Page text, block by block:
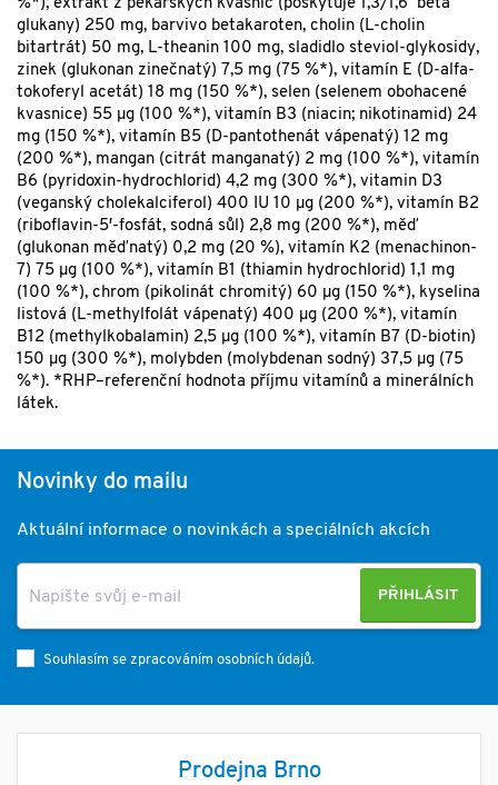
%*), extrakt z pekařských kvasnic (poskytuje 1,3/1,6 beta
glukany) 250 mg, barvivo betakaroten, cholin (L-cholin
bitartrát) 50 mg, L-theanin 100 mg, sladidlo steviol-glykosidy,
zinek (glukonan zinečnatý) 7,5 mg (75 %*), vitamín E (D-alfa-
tokoferyl acetát) 18 mg (150 %*), selen (selenem obohacené
kvasnice) 55 µg (100 %*), vitamín B3 (niacin; nikotinamid) 24
mg (150 %*), vitamín B5 (D-pantothenát vápenatý) 12 mg
(200 %*), mangan (citrát manganatý) 2 mg (100 %*), vitamín
B6 (pyridoxin-hydrochlorid) 4,2 mg (300 %*), vitamin D3
(veganský cholekalciferol) 400 IU 10 µg (200 %*), vitamín B2
(riboflavin-5′-fosfát, sodná sůl) 2,8 mg (200 %*), měď
(glukonan měďnatý) 0,2 mg (20 %), vitamín K2 (menachinon-
7) 75 µg (100 %*), vitamín B1 (thiamin hydrochlorid) 1,1 mg
(100 %*), chrom (pikolinát chromitý) 60 µg (150 %*), kyselina
listová (L-methylfolát vápenatý) 400 µg (200 %*), vitamín
B12 (methylkobalamin) 2,5 µg (100 %*), vitamín B7 (D-biotin)
150 µg (300 %*), molybden (molybdenan sodný) 37,5 µg (75
%*). *RHP–referenční hodnota příjmu vitamínů a minerálních
látek.
Novinky do mailu
Aktuální informace o novinkách a speciálních akcích
PŘIHLÁSIT
Souhlasím se zpracováním osobních údajů.
Prodejna Brno